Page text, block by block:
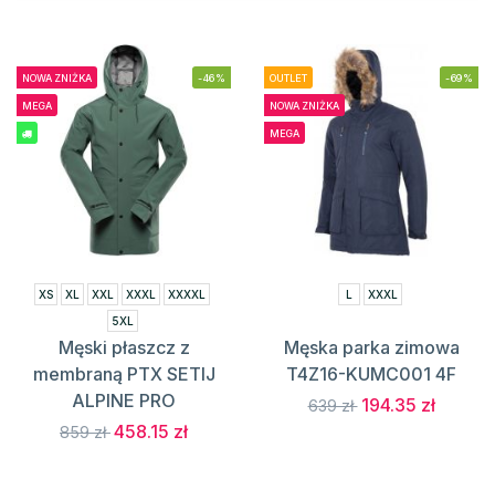
NOWA ZNIŻKA
MEGA
-46%
XS XL XXL XXXL
XXXXL
5XL
Męski płaszcz z
membraną PTX SETIJ
ALPINE PRO
859 zł458.15 zł
OUTLET
NOWA ZNIŻKA
MEGA
-69%
L XXXL
Męska parka zimowa
T4Z16-KUMC001 4F
639 zł 194.35 zł